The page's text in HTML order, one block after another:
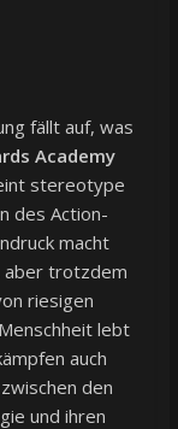
fällt auf, was
Academy
stereotype
des Action-
macht
aber trotzdem
riesigen
lebt
auch
den
und ihren